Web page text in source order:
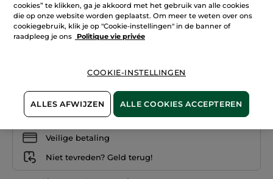
Elixir
Satijn
01.
Rosé
romantique
21. Mûre sauvage
Aantal
IN WINKELMANDJE
Bezorging vanaf12/08
Veilige betaling
Niet tevreden? Geld terug!
cookies” te klikken, ga je akkoord met het gebruik van alle cookies
die op onze website worden geplaatst. Om meer te weten over ons
cookiegebruik, klik je op "Cookie-instellingen" in de banner of
raadpleeg je ons
Politique vie privée
COOKIE-INSTELLINGEN
ALLES AFWIJZEN ALLE COOKIES ACCEPTEREN